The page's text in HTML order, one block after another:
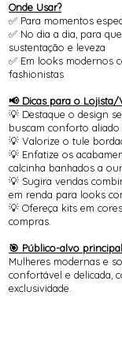
Onde Usar?
✅ Para momentos
✅ No dia a dia, para
sustentação e leveza
✅ Em looks modernos
fashionistas
📢 Dicas para o Lojista/
💡 Destaque o design
buscam conforto aliado
💡 Valorize o tule
💡 Enfatize os
calcinha banhados a
💡 Sugira vendas
em renda para looks
💡 Ofereça kits em
compras.
🎯 Público-alvo
Mulheres modernas e
confortável e delicada,
exclusividade.